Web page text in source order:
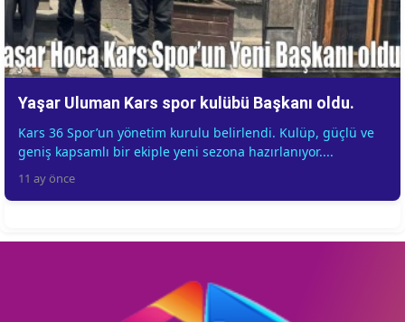
Yaşar Uluman Kars spor kulübü Başkanı oldu.
Kars 36 Spor’un yönetim kurulu belirlendi. Kulüp, güçlü ve
geniş kapsamlı bir ekiple yeni sezona hazırlanıyor....
11 ay önce